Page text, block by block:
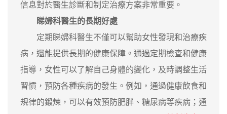
信息對於醫生診斷和制定治療方案非常重要。
睇婦科醫生的長期好處
定期睇婦科醫生不僅可以幫助女性發現和治療疾
病，還能提供長期的健康保障。通過定期檢查和健康
指導，女性可以了解自己身體的變化，及時調整生活
習慣，預防各種疾病的發生。例如，通過健康飲食和
規律的鍛煉，可以有效預防肥胖、糖尿病等疾病；通